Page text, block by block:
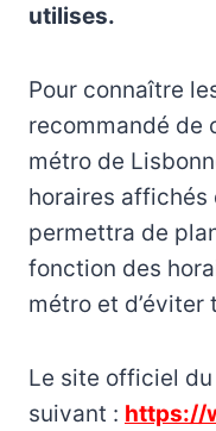
utilises.
Pour connaître
recommandé de
métro de
horaires affichés
permettra de
fonction des
métro et d’éviter
Le site officiel
suivant : https://